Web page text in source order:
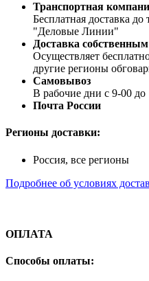
Транспортная
Бесплатная доставка
"Деловые Линии"
Доставка
Осуществляет
другие регионы
Самовывоз
В рабочие дни с 9-00 до
Почта России
Регионы доставки:
Россия, все регионы
Подробнее об условиях
ОПЛАТА
Способы оплаты: